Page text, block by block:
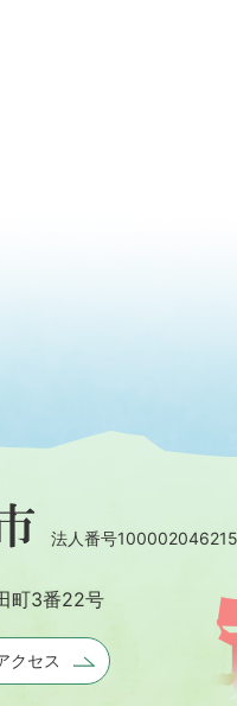
法人番号
町3番22号
クセス